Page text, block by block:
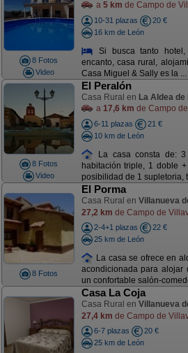
8 Fotos
Video
a 5 km de Campo de
10-31 plazas
20 €
16 km de León
Si busca tanto
encanto, casa rural,
Casa Miguel & Sally es la ...
8 Fotos
Video
El Peralón
Casa Rural en La Aldea de
a 17,6 km de Campo
6-11 plazas
21 €
10 km de León
La casa consta de:
habitación triple, 1 doble
posibilidad de 1 supletoria,
8 Fotos
El Porma
Casa Rural en Villanueva
27,2 km de Campo de
2-4+1 plazas
22 €
25 km de León
La casa se ofrece en
acondicionada para alojar
un confortable salón-
Casa La Coja
Casa Rural en Villanueva
27,4 km de Campo de
6-7 plazas
20 €
25 km de León